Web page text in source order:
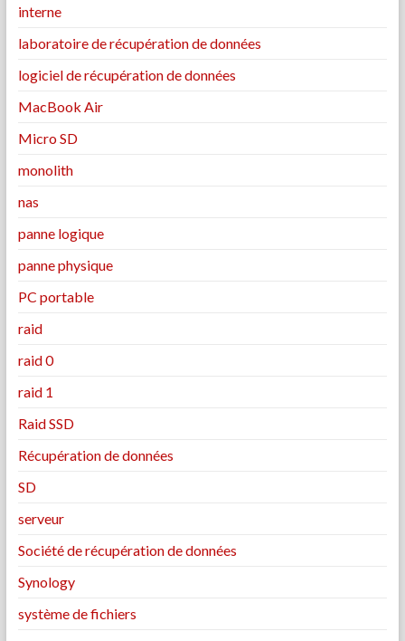
interne
laboratoire de récupération de données
logiciel de récupération de données
MacBook Air
Micro SD
monolith
nas
panne logique
panne physique
PC portable
raid
raid 0
raid 1
Raid SSD
Récupération de données
SD
serveur
Société de récupération de données
Synology
système de fichiers